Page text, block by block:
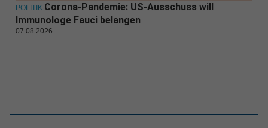
POLITIK Corona-Pandemie: US-Ausschuss will
Immunologe Fauci belangen
07.08.2026